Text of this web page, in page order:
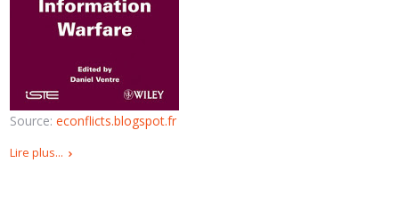
Source:econflicts.blogspot.fr
Lire plus...